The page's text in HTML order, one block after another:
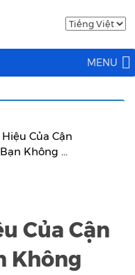
MENU
Của Cận
Không ...
Của Cận
Không